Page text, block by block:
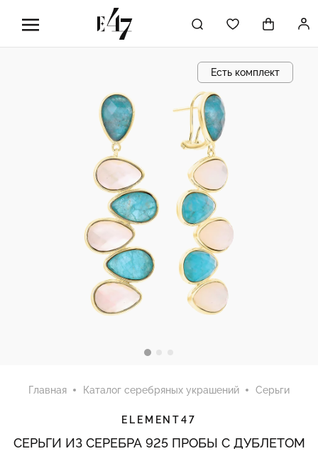
Есть комплект
Главная Каталог серебряных украшений Серьги
ELEMENT47
СЕРЬГИ ИЗ СЕРЕБРА 925 ПРОБЫ С ДУБЛЕТОМ